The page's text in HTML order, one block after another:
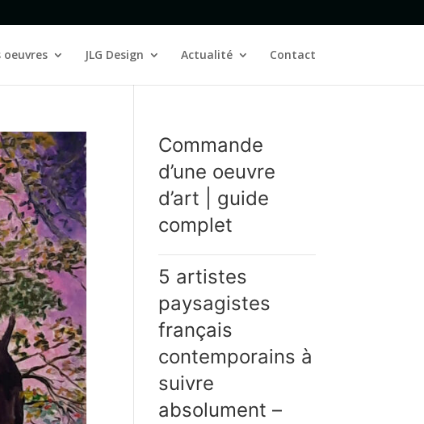
oeuvres JLG Design Actualité Contact
Commande
d’une oeuvre
d’art | guide
complet
5 artistes
paysagistes
français
contemporains à
suivre
absolument –